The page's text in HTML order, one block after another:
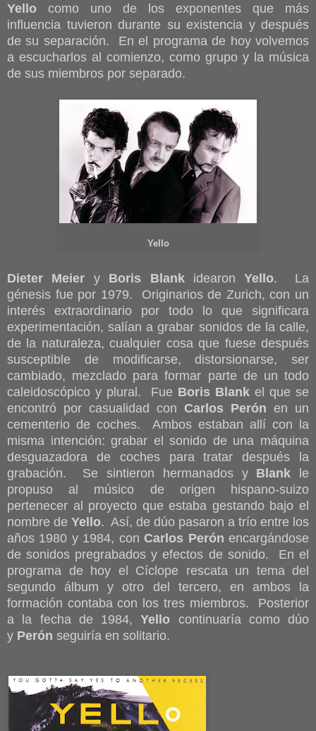
Yello como uno de los exponentes que más
influencia tuvieron durante su existencia y después
de su separación. En el programa de hoy volvemos
a escucharlos al comienzo, como grupo y la música
de sus miembros por separado.
Yello
Dieter Meier y Boris BlankidearonYello. La
génesis fue por 1979. Originarios de Zurich, con un
interés extraordinario por todo lo que significara
experimentación, salían a grabar sonidos de la calle,
de la naturaleza, cualquier cosa que fuese después
susceptible de modificarse, distorsionarse, ser
cambiado, mezclado para formar parte de un todo
caleidoscópico y plural. Fue Boris Blank el que se
encontró por casualidad con Carlos Perón en un
cementerio de coches. Ambos estaban allí con la
misma intención: grabar el sonido de una máquina
desguazadora de coches para tratar después la
grabación. Se sintieron hermanados y Blank le
propuso al músico de origen hispano-suizo
pertenecer al proyecto que estaba gestando bajo el
nombre de Yello. Así, de dúo pasaron a trío entre los
años 1980 y 1984, conCarlos Perón encargándose
de sonidos pregrabados y efectos de sonido. En el
programa de hoy el Cíclope rescata un tema del
segundo álbum y otro del tercero, en ambos la
formación contaba con los tres miembros. Posterior
a la fecha de 1984,Yello continuaría como dúo
y Perón seguiría en solitario.